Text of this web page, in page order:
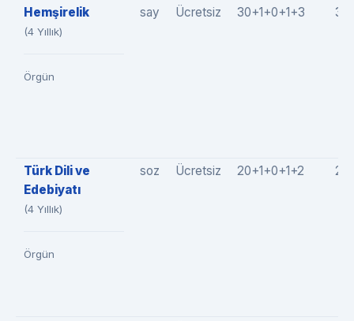
Hemşirelik
(4 Yıllık)
Örgün
say Ücretsiz 30+1+0+1+3
Türk Dili ve
Edebiyatı
(4 Yıllık)
Örgün
soz Ücretsiz 20+1+0+1+2